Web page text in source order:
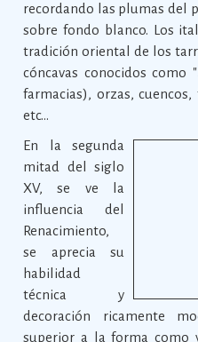
recordando las plumas del
sobre fondo blanco. Los
tradición oriental de los
cóncavas conocidos como "
farmacias), orzas,
etc...
En la segunda
mitad del siglo
XV, se ve la
influencia del
Renacimiento,
se aprecia su
habilidad
técnica y
decoración ricamente
superior a la forma como